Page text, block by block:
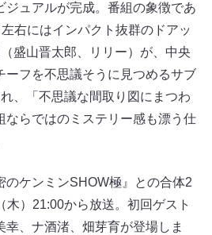
ジュアルが完成。番組の象徴であ
左右にはインパクト抜群のドアッ
盛山晋太郎、リリー）が、中央
ーフを不思議そうに見つめるサブ
、「不思議な間取り図にまつわ
ならではのミステリー感も漂う仕
のケンミンSHOW極』との合体2
木）21:00から放送。初回ゲスト
幸、ナ酒渚、畑芽育が登場しま